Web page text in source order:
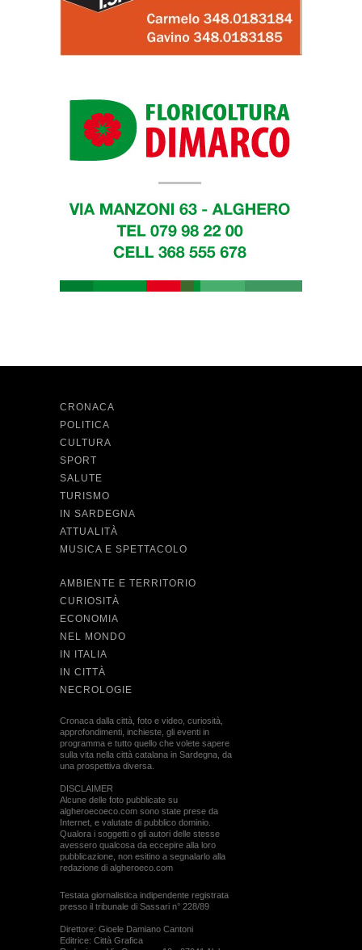
CRONACA
POLITICA
CULTURA
SPORT
SALUTE
TURISMO
IN SARDEGNA
ATTUALITÀ
MUSICA E SPETTACOLO
AMBIENTE E TERRITORIO
CURIOSITÀ
ECONOMIA
NEL MONDO
IN ITALIA
IN CITTÀ
NECROLOGIE
Cronaca dalla città, foto e video, curiosità,
approfondimenti, inchieste, gli eventi in
programma e tutto quello che volete sapere
sulla vita nella città catalana in Sardegna, da
una prospettiva diversa.
DISCLAIMER
Alcune delle foto pubblicate su
algheroecoeco.com sono state prese da
Internet, e valutate di pubblico dominio.
Qualora i soggetti o gli autori delle stesse
avessero qualcosa da eccepire alla loro
pubblicazione, non esitino a segnalarlo alla
redazione di algheroeco.com
Testata giornalistica indipendente registrata
presso il tribunale di Sassari n° 228/89
Direttore: Gioele Damiano Cantoni
Editrice: Città Grafica